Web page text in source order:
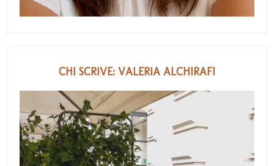
CHI SCRIVE: VALERIA ALCHIRAFI